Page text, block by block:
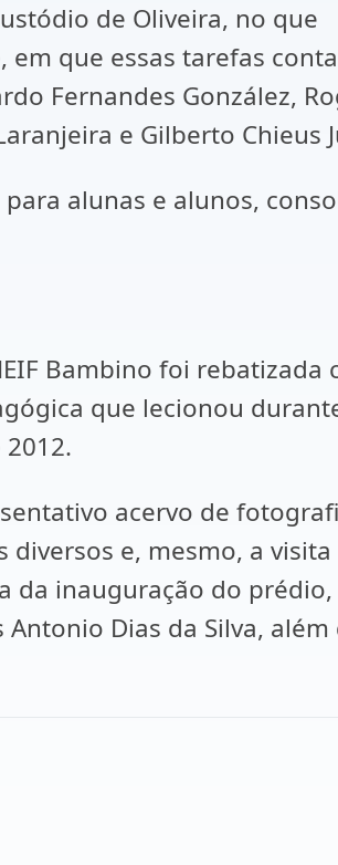
de Oliveira, no que
que essas tarefas
Fernandes González,
e Gilberto Chieus
alunas e alunos,
Bambino foi rebatizada
que lecionou
acervo de
diversos e, mesmo, a visita
da inauguração do
Dias da Silva, além